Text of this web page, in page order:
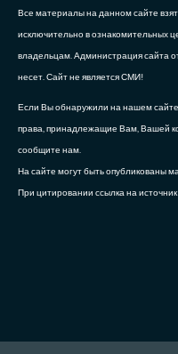
Все материалы на данном сайте
исключительно в ознакомительных
владельцам. Администрация сайта
несет. Сайт не является СМИ!
Если Вы обнаружили на нашем
права, принадлежащие Вам, Вашей
сообщите нам.
На сайте могут быть опубликованы
При цитировании ссылка на источник